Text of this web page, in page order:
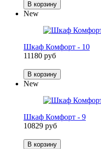
В корзину
New
Шкаф Комфорт - 10
11180 руб
В корзину
New
Шкаф Комфорт - 9
10829 руб
В корзину